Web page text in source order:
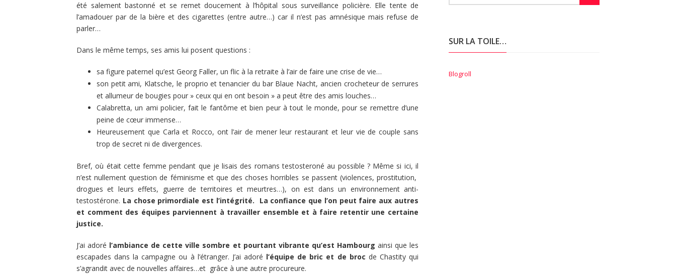
été salement bastonné et se remet doucement à l’hôpital sous surveillance policière. Elle tente de
l’amadouer par de la bière et des cigarettes (entre autre…) car il n’est pas amnésique mais refuse de
parler…
Dans le même temps, ses amis lui posent questions :
sa figure paternel qu’est Georg Faller, un flic à la retraite à l’air de faire une crise de vie…
son petit ami, Klatsche, le proprio et tenancier du bar Blaue Nacht, ancien crocheteur de serrures
et allumeur de bougies pour » ceux qui en ont besoin » a peut être des amis louches…
Calabretta, un ami policier, fait le fantôme et bien peur à tout le monde, pour se remettre d’une
peine de cœur immense…
Heureusement que Carla et Rocco, ont l’air de mener leur restaurant et leur vie de couple sans
trop de secret ni de divergences.
Bref, où était cette femme pendant que je lisais des romans testosteroné au possible ? Même si ici, il
n’est nullement question de féminisme et que des choses horribles se passent (violences, prostitution,
drogues et leurs effets, guerre de territoires et meurtres…), on est dans un environnement anti-
testostérone. La chose primordiale est l’intégrité.
La confiance que l’on peut faire aux autres
et comment des équipes parviennent à travailler ensemble et à faire retentir une certaine
justice.
J’ai adoré l’ambiance de cette ville sombre et pourtant vibrante qu’est Hambourg ainsi que les
escapades dans la campagne ou à l’étranger. J’ai adoré l’équipe de bric et de broc de Chastity qui
s’agrandit avec de nouvelles affaires…et grâce à une autre procureure.
SUR LA TOILE…
Blogroll